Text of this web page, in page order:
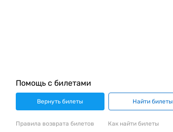
Помощь с билетами
Вернуть билеты Найти билеты
Правила возврата билетов Как найти билеты